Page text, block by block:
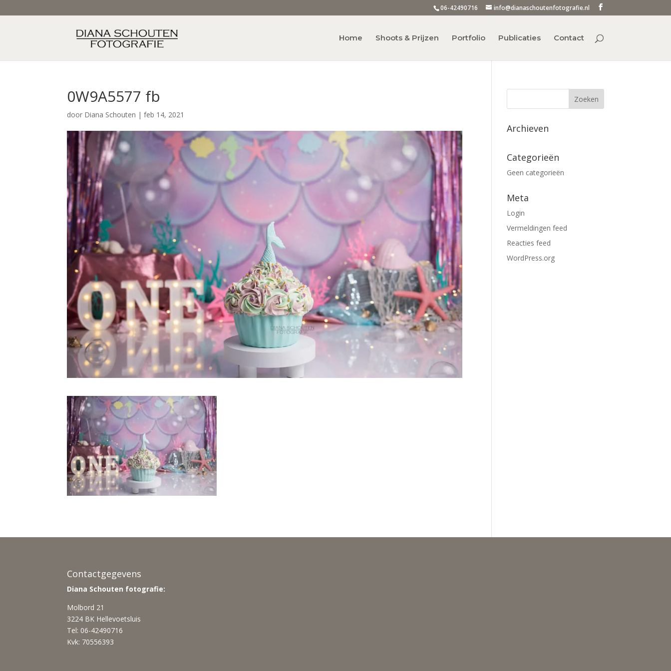
06-42490716 info@dianaschoutenfotografie.nl
Home Shoots & Prijzen Portfolio Publicaties Contact
0W9A5577 fb
door Diana Schouten |feb 14, 2021
Archieven
Categorieën
Geen categorieën
Meta
Login
Vermeldingen feed
Reacties feed
WordPress.org
Contactgegevens
Diana Schouten fotografie:
Molbord 21
3224 BK Hellevoetsluis
Tel: 06-42490716
Kvk: 70556393